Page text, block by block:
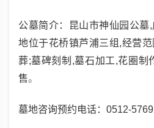
公墓简介：昆山市神仙园公墓
地位于花桥镇芦浦三组,经营
葬;墓碑刻制,墓石加工,花圈制
售。
墓地咨询预约电话：0512-